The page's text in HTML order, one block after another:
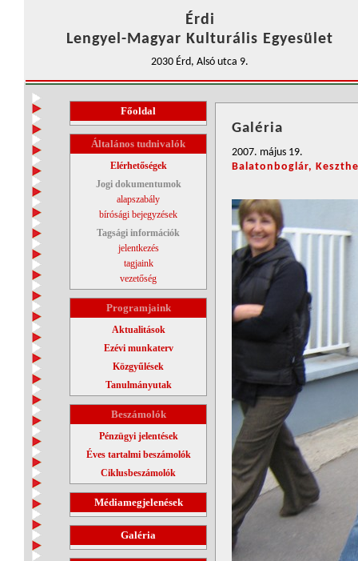
Érdi
Lengyel-Magyar Kulturális Egyesület
2030 Érd, Alsó utca 9.
Főoldal
Általános tudnivalók
Elérhetőségek
Jogi dokumentumok
alapszabály
bírósági bejegyzések
Tagsági információk
jelentkezés
tagjaink
vezetőség
Programjaink
Aktualitások
Ezévi munkaterv
Közgyűlések
Tanulmányutak
Beszámolók
Pénzügyi jelentések
Éves tartalmi beszámolók
Ciklusbeszámolók
Médiamegjelenések
Galéria
Galéria
2007. május 19.
Balatonboglár,